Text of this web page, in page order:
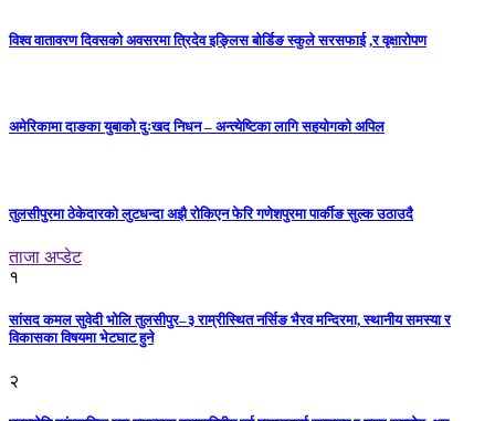
विश्व वातावरण दिवसको अवसरमा त्रिदेव इङ्लिस बोर्डिङ स्कुले सरसफाई ,र वृक्षारोपण
अमेरिकामा दाङका युबाको दुःखद निधन – अन्त्येष्टिका लागि सहयोगको अपिल
तुलसीपुरमा ठेकेदारको लुटधन्दा अझै रोकिएन फेरि गणेशपुरमा पार्कीङ सुल्क उठाउदै
ताजा अप्डेट
१
सांसद कमल सुवेदी भोलि तुलसीपुर–३ राम्रीस्थित नर्सिङ भैरव मन्दिरमा, स्थानीय समस्या र
विकासका विषयमा भेटघाट हुने
२